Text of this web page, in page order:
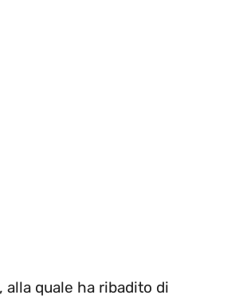
quale ha ribadito di